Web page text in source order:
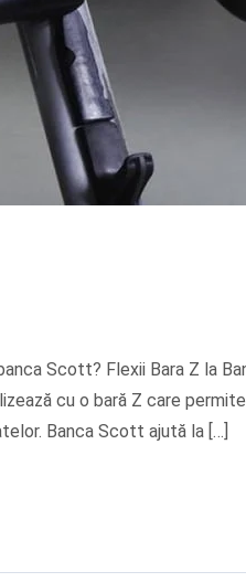
Scott? Flexii Bara Z la
cu o bară Z care
Banca Scott ajută la […]